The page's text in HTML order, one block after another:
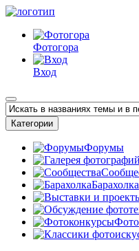
Фотогора
Вход
Категории
Форумы
Барахолка